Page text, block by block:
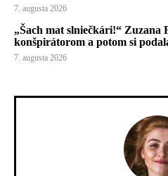
7. augusta 2026
„Šach mat slniečkári!“ Zuzana
konšpirátorom a potom si
7. augusta 2026